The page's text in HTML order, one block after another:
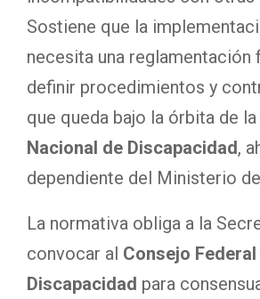
Sostiene que la
necesita una reglamentación
definir procedimientos y
que queda bajo la órbita de la
Nacional de Discapacidad,
dependiente del Ministerio
La normativa obliga a la
convocar al Consejo
Discapacidad para